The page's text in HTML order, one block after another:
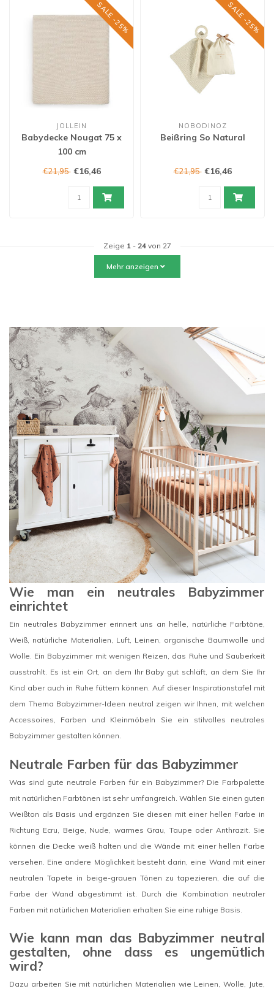
SALE -25%
JOLLEIN
Babydecke Nougat 75 x
100 cm
€21,95 €16,46
SALE -25%
NOBODINOZ
Beißring So Natural
€21,95 €16,46
Zeige 1- 24von 27
Mehr anzeigen
Wie man ein neutrales Babyzimmer
einrichtet
Ein neutrales Babyzimmer erinnert uns an helle, natürliche Farbtöne,
Weiß, natürliche Materialien, Luft, Leinen, organische Baumwolle und
Wolle. Ein Babyzimmer mit wenigen Reizen, das Ruhe und Sauberkeit
ausstrahlt. Es ist ein Ort, an dem Ihr Baby gut schläft, an dem Sie Ihr
Kind aber auch in Ruhe füttern können. Auf dieser Inspirationstafel mit
dem Thema Babyzimmer-Ideen neutral zeigen wir Ihnen, mit welchen
Accessoires, Farben und Kleinmöbeln Sie ein stilvolles neutrales
Babyzimmer gestalten können.
Neutrale Farben für das Babyzimmer
Was sind gute neutrale Farben für ein Babyzimmer? Die Farbpalette
mit natürlichen Farbtönen ist sehr umfangreich. Wählen Sie einen guten
Weißton als Basis und ergänzen Sie diesen mit einer hellen Farbe in
Richtung Ecru, Beige, Nude, warmes Grau, Taupe oder Anthrazit. Sie
können die Decke weiß halten und die Wände mit einer hellen Farbe
versehen. Eine andere Möglichkeit besteht darin, eine Wand mit einer
neutralen Tapete in beige-grauen Tönen zu tapezieren, die auf die
Farbe der Wand abgestimmt ist. Durch die Kombination neutraler
Farben mit natürlichen Materialien erhalten Sie eine ruhige Basis.
Wie kann man das Babyzimmer neutral
gestalten, ohne dass es ungemütlich
wird?
Dazu arbeiten Sie mit natürlichen Materialien wie Leinen, Wolle, Jute,